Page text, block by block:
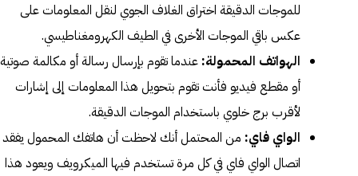
للموجات الدقيقة اختراق الغلاف الجوي لنقل المعلومات على
عكس باقي الموجات الأخرى في الطيف الكهرومغناطيسي.
الهواتف المحمولة: عندما تقوم بإرسال رسالة أو مكالمة صوتية
أو مقطع فيديو فأنت تقوم بتحويل هذا المعلومات إلى إشارات
لأقرب برج خلوي باستخدام الموجات الدقيقة.
الواي فاي: من المحتمل أنك لاحظت أن هاتفك المحمول يفقد
اتصال الواي فاي في كل مرة تستخدم فيها الميكرويف ويعود هذا